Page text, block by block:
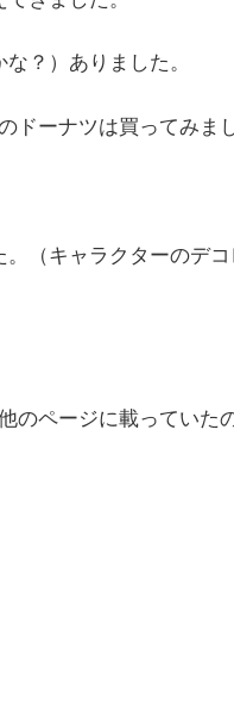
？）ありました。
ドーナツは買ってみまし
（キャラクターのデ
のページに載っていた